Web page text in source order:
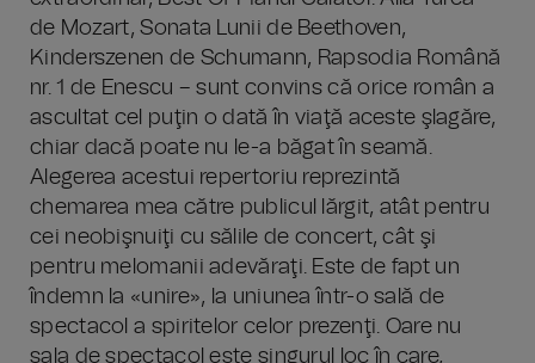
de Mozart, Sonata Lunii de Beethoven,
Kinderszenen de Schumann, Rapsodia Română
nr. 1 de Enescu – sunt convins că orice român a
ascultat cel puţin o dată în viaţă aceste şlagăre,
chiar dacă poate nu le-a băgat în seamă.
Alegerea acestui repertoriu reprezintă
chemarea mea către publicul lărgit, atât pentru
cei neobişnuiţi cu sălile de concert, cât şi
pentru melomanii adevăraţi. Este de fapt un
îndemn la «unire», la uniunea într-o sală de
spectacol a spiritelor celor prezenţi. Oare nu
sala de spectacol este singurul loc în care,